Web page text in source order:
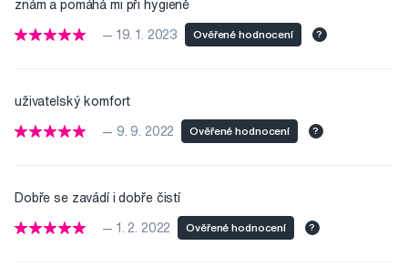
znám a pomáhá mi při hygieně
— 19. 1. 2023 Ověřené hodnocení ?
uživatelský komfort
— 9. 9. 2022 Ověřené hodnocení ?
Dobře se zavádí i dobře čistí
— 1. 2. 2022 Ověřené hodnocení ?